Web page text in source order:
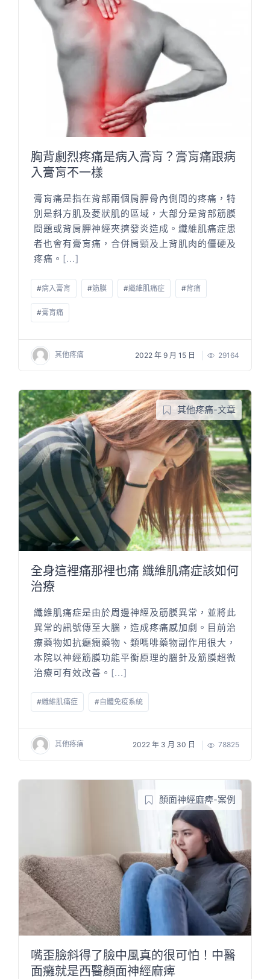
胸背劇烈疼痛是病入膏肓？膏肓痛跟病
入膏肓不一樣
膏肓痛是指在背部兩個肩胛骨內側間的疼痛，特
別是斜方肌及菱狀肌的區域，大部分是背部筋膜
問題或背肩胛神經夾擠發炎造成。纖維肌痛症患
者也會有膏肓痛，合併肩頸及上背肌肉的僵硬及
疼痛。 [...]
#病入膏肓 #筋膜 #纖維肌痛症 #背痛
#膏肓痛
其他疼痛 2022 年 9 月 15 日 29164
其他疼痛-文章
全身這裡痛那裡也痛 纖維肌痛症該如何
治療
纖維肌痛症是由於周邊神經及筋膜異常，並將此
異常的訊號傳至大腦，造成疼痛感加劇。目前治
療藥物如抗癲癇藥物、類嗎啡藥物副作用很大，
本院以神經筋膜功能平衡原理的腦針及筋膜超微
治療可有效改善。 [...]
#纖維肌痛症 #自體免疫系統
其他疼痛 2022 年 3 月 30 日 78825
顏面神經麻痺-案例
嘴歪臉斜得了臉中風真的很可怕！中醫
面癱就是西醫顏面神經麻痺